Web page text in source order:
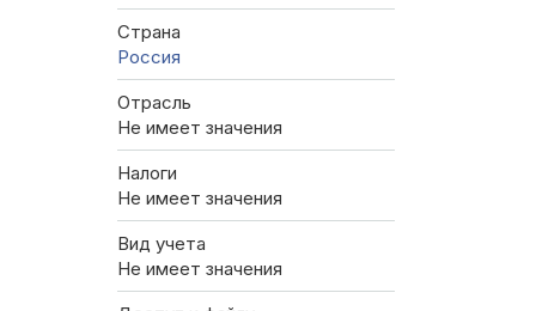
Страна
Россия
Отрасль
Не имеет значения
Налоги
Не имеет значения
Вид учета
Не имеет значения